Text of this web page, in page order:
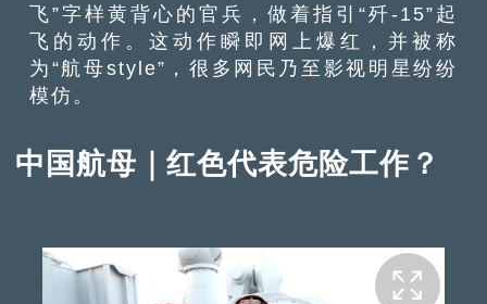
飞”字样黄背心的官兵，做着指引“歼-15”起
飞的动作。这动作瞬即网上爆红，并被称
为“航母style”，很多网民乃至影视明星纷纷
模仿。
中国航母｜红色代表危险工作？